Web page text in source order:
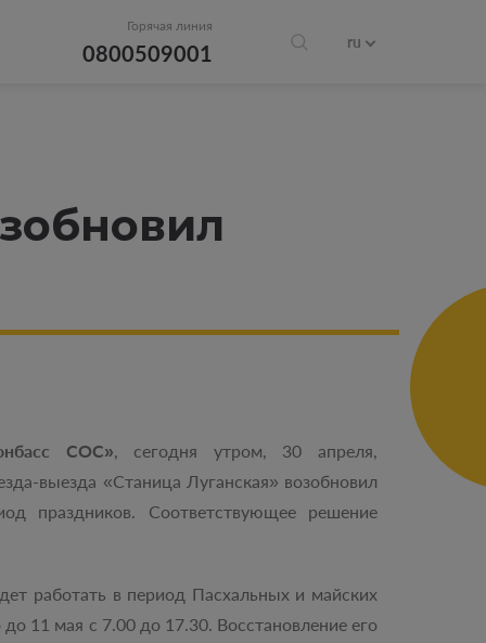
Горячая линия
0800509001 ru
СОС», сегодня утром, 30 апреля,
выезда «Станица Луганская» возобновил
праздников. Соответствующее решение
работать в период Пасхальных и майских
11 мая с 7.00 до 17.30. Восстановление его